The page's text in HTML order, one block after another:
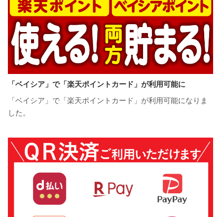
「ベイシア」で「楽天ポイントカード」が利用可能に
「ベイシア」で「楽天ポイントカード」が利用可能になりま
した。